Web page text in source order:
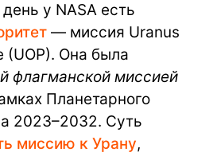
у NASA есть
— миссия Uranus
(UOP). Она была
флагманской миссией
Планетарного
2023–2032. Суть
миссию к Урану,